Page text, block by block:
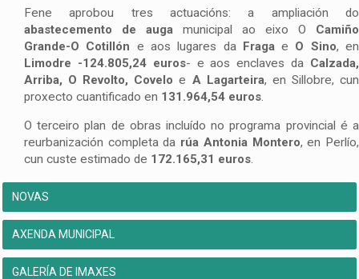
Fene aprobou tres actuacións: a ampliación do
abastecemento de auga municipal ao eixo O Camiño
Grande-O Cotillón e aos lugares da Fragae O Sino, en
Limodre -124.805,24 euros- e aos enclaves da Calzada,
Arriba, O Revolto, Coveloe A Lagarteira, en Sillobre, cun
proxecto cuantificado en 131.964,54 euros.
O terceiro plan de obras incluído no programa provincial é a
reurbanización completa da rúa Antonia Montero, en Perlío,
cun custe estimado de 172.165,31 euros.
NOVAS
AXENDA MUNICIPAL
GALERÍA DE IMAXES